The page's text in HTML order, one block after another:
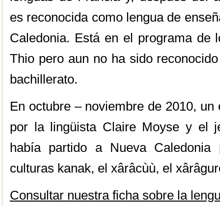
es reconocida como lengua de
Caledonia. Está en el programa de
Thio pero aun no ha sido
bachillerato.
En octubre – noviembre de 2010,
por la lingüista Claire Moyse y el
había partido a Nueva
culturas kanak, el xârâcùù, el
Consultar nuestra ficha sobre la